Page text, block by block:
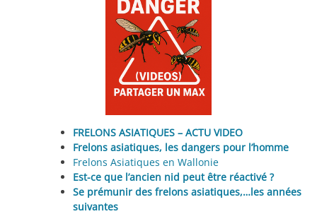
FRELONS ASIATIQUES – ACTU VIDEO
Frelons asiatiques, les dangers pour l’homme
Frelons Asiatiques en Wallonie
Est-ce que l’ancien nid peut être réactivé ?
Se prémunir des frelons asiatiques,…les années
suivantes